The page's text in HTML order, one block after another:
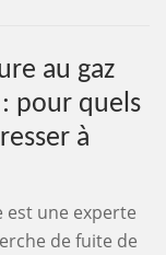
au gaz
pour quels
à
est une experte
de fuite de